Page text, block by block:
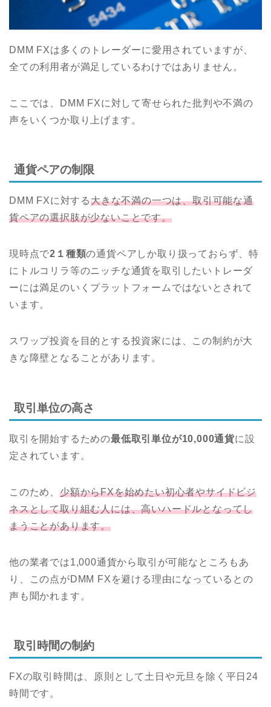
DMM FXは多くのトレーダーに愛用されていますが、
全ての利用者が満足しているわけではありません。
ここでは、DMM FXに対して寄せられた批判や不満の
声をいくつか取り上げます。
通貨ペアの制限
DMM FXに対する大きな不満の一つは、取引可能な通
貨ペアの選択肢が少ないことです。
現時点で2１種類の通貨ペアしか取り扱っておらず、特
にトルコリラ等のニッチな通貨を取引したいトレーダ
ーには満足のいくプラットフォームではないとされて
います。
スワップ投資を目的とする投資家には、この制約が大
きな障壁となることがあります。
取引単位の高さ
取引を開始するための最低取引単位が10,000通貨に設
定されています。
このため、 少額からFXを始めたい初心者やサイドビジ
ネスとして取り組む人には、高いハードルとなってし
まうことがあります。
他の業者では1,000通貨から取引が可能なところもあ
り、この点がDMM FXを避ける理由になっているとの
声も聞かれます。
取引時間の制約
FXの取引時間は、原則として土日や元旦を除く平日24
時間です。